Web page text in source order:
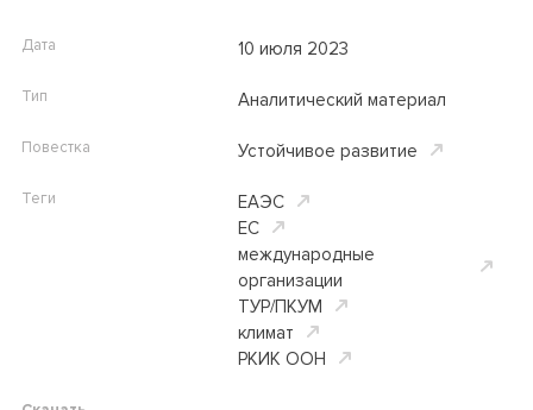
Дата 10 июля 2023
Тип Аналитический материал
Повестка Устойчивое развитие
Теги
ЕАЭС
ЕС
международные
организации
ТУР/ПКУМ
климат
РКИК ООН